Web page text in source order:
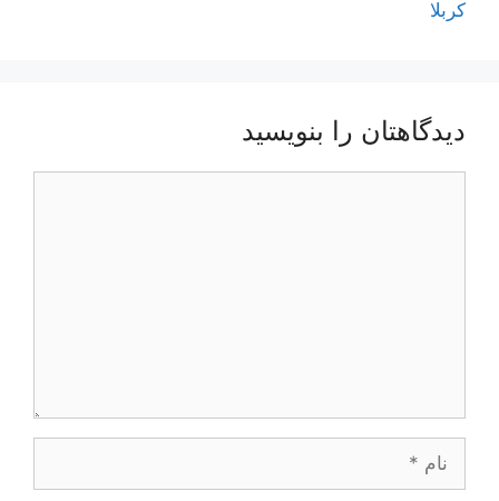
کربلا
دیدگاهتان را بنویسید